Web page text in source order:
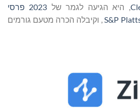
, היא הגיעה לגמר של
2023 פרסי
, וקיבלה הכרה מטעם גורמים